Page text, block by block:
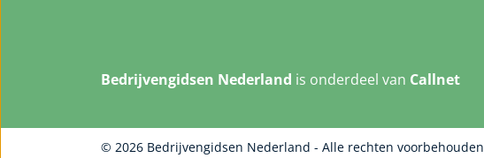
Bedrijvengidsen Nederland is onderdeel van Callnet
© 2026 Bedrijvengidsen Nederland - Alle rechten voorbehouden